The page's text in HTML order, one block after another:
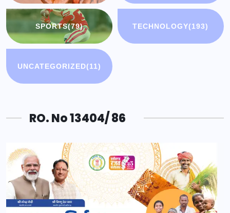
SPORTS(79) TECHNOLOGY(193)
UNCATEGORIZED(11)
RO. No 13404/ 86